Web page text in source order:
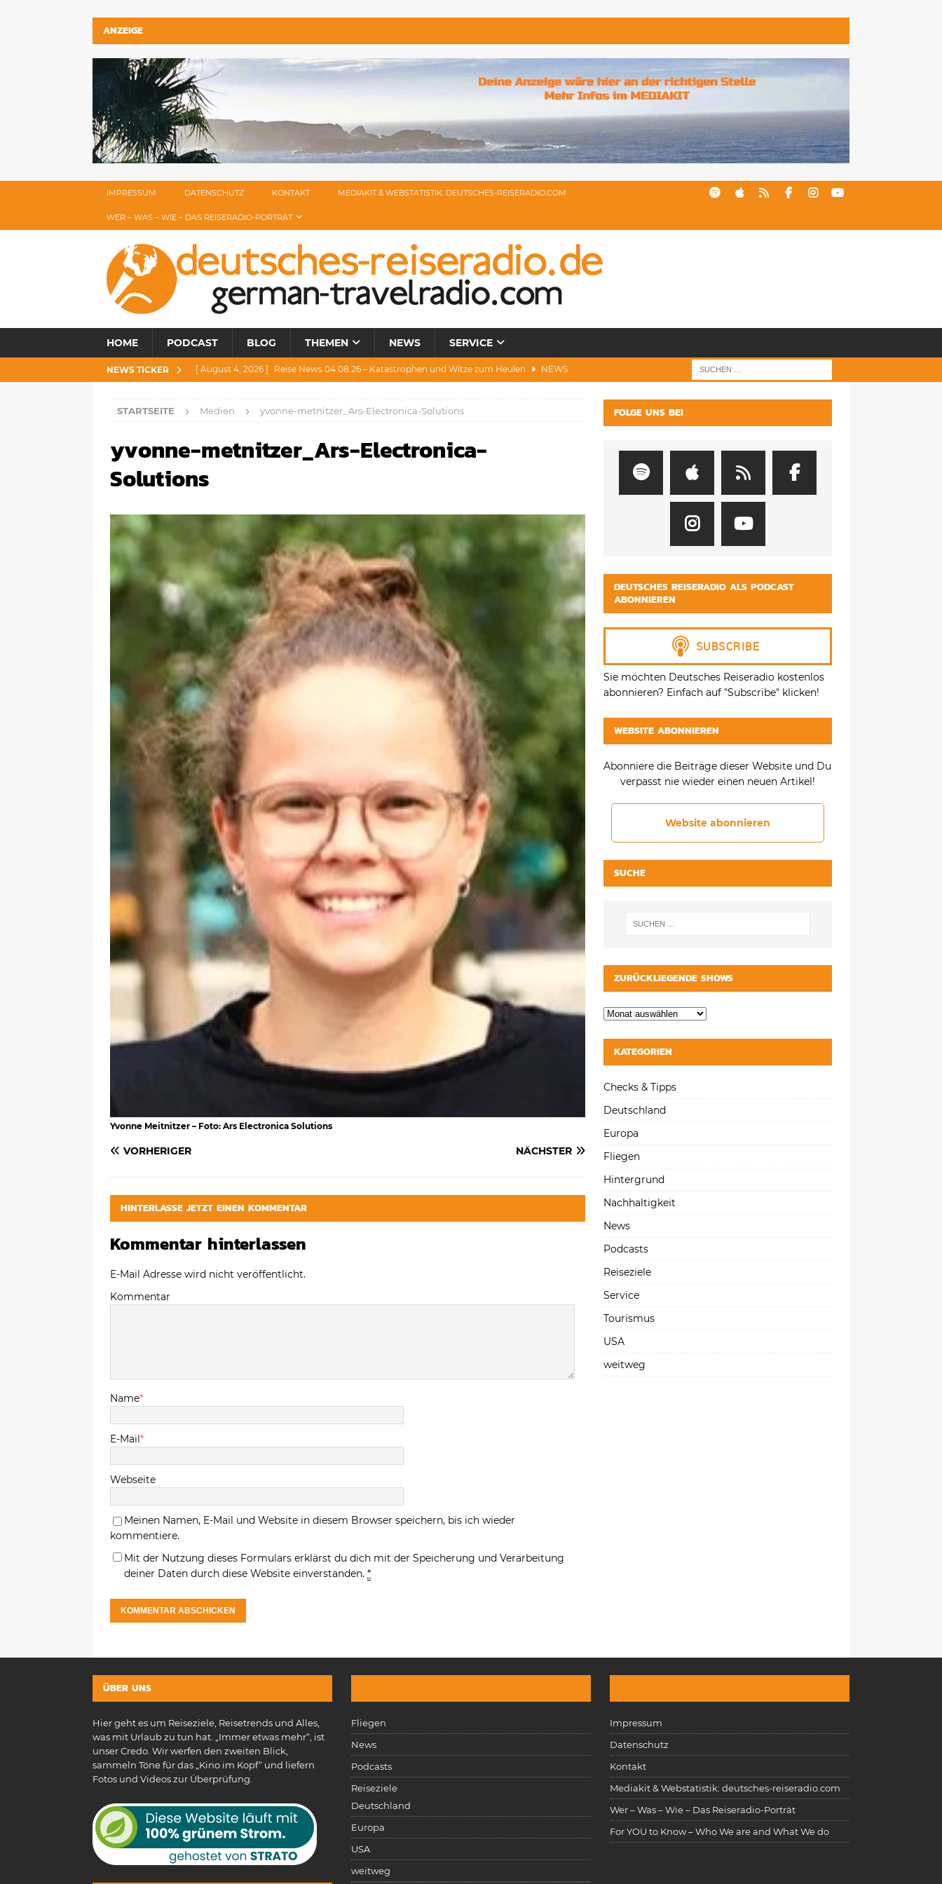
ANZEIGE
IMPRESSUM DATENSCHUTZ KONTAKT MEDIAKIT & WEBSTATISTIK: DEUTSCHES-REISERADIO.COM
WER – WAS – WIE – DAS REISERADIO-PORTRÄT
HOME PODCAST BLOG THEMEN NEWS SERVICE
NEWS TICKER [ August 4, 2026 ] Reise News 04.08.26 – Katastrophen und Witze zum Heulen NEWS
[ Juli 28, 2026 ] Reise News 28.07.26 – Umwelt, Politik, Protest & Warnung
[ Juli 23, 2026 ] Reise News 23.07.26 – Condor, Scooter, Brände, Baustellen
STARTSEITE Medien yvonne-metnitzer_Ars-Electronica-Solutions
yvonne-metnitzer_Ars-Electronica-
Solutions
Yvonne Meitnitzer – Foto: Ars Electronica Solutions
VORHERIGER NÄCHSTER
HINTERLASSE JETZT EINEN KOMMENTAR
Kommentar hinterlassen
E-Mail Adresse wird nicht veröffentlicht.
Kommentar
Name*
E-Mail*
Webseite
Meinen Namen, E-Mail und Website in diesem Browser speichern, bis ich wieder
kommentiere.
Mit der Nutzung dieses Formulars erklärst du dich mit der Speicherung und Verarbeitung
deiner Daten durch diese Website einverstanden. *
FOLGE UNS BEI
DEUTSCHES REISERADIO ALS PODCAST
ABONNIEREN
Sie möchten Deutsches Reiseradio kostenlos
abonnieren? Einfach auf "Subscribe" klicken!
WEBSITE ABONNIEREN
Abonniere die Beiträge dieser Website und Du
verpasst nie wieder einen neuen Artikel!
Website abonnieren
SUCHE
ZURÜCKLIEGENDE SHOWS
KATEGORIEN
Checks & Tipps
Deutschland
Europa
Fliegen
Hintergrund
Nachhaltigkeit
News
Podcasts
Reiseziele
Service
Tourismus
USA
weitweg
ÜBER UNS
Hier geht es um Reiseziele, Reisetrends und Alles,
was mit Urlaub zu tun hat. „Immer etwas mehr“, ist
unser Credo. Wir werfen den zweiten Blick,
sammeln Töne für das „Kino im Kopf“ und liefern
Fotos und Videos zur Überprüfung.
Fliegen
News
Podcasts
Reiseziele
Deutschland
Europa
USA
weitweg
Impressum
Datenschutz
Kontakt
Mediakit & Webstatistik: deutsches-reiseradio.com
Wer – Was – Wie – Das Reiseradio-Porträt
For YOU to Know – Who We are and What We do